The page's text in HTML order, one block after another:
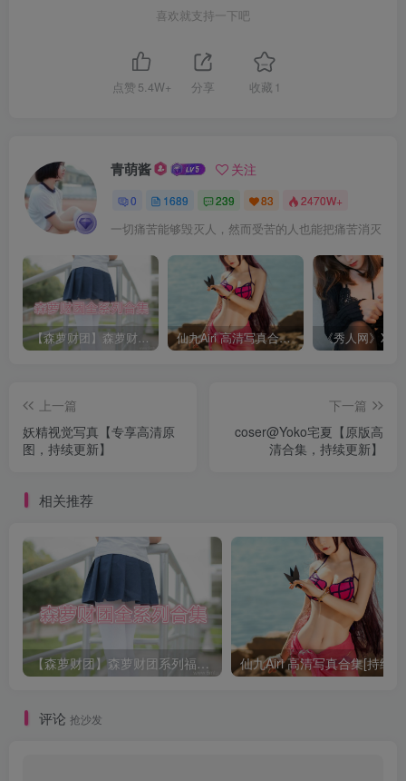
喜欢就支持一下吧
点赞 5.4W+ 分享 收藏 1
青萌酱 关注
0 1689 239 83 2470W+
一切痛苦能够毁灭人，然而受苦的人也能把痛苦消灭
【森萝财团】森萝财团系列福利原版无水印合集下载[与本站内容同步更新] 仙九Airi 高清写真合集[持续更新]
上一篇
妖精视觉写真【专享高清原
图，持续更新】
下一篇
coser@Yoko宅夏【原版高
清合集，持续更新】
相关推荐
【森萝财团】森萝财团系列福利原版无水印合集下载[与本站内容同步更新] 仙九Airi 高清写真合集[持续
评论 抢沙发